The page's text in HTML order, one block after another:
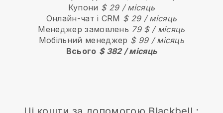
Купони $ 29 / місяць
Онлайн-чат і CRM $ 29 / місяць
Менеджер замовлень 79 $ / місяць
Мобільний менеджер $ 99 / місяць
Всього $ 382 / місяць